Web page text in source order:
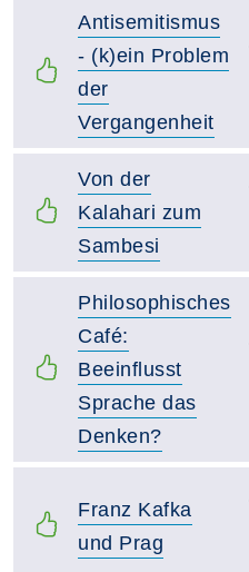
Antisemitismus
- (k)ein Problem
der
Vergangenheit
Von der
Kalahari zum
Sambesi
Philosophisches
Café:
Beeinflusst
Sprache das
Denken?
Franz Kafka
und Prag